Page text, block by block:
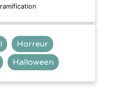
Horreur
Halloween